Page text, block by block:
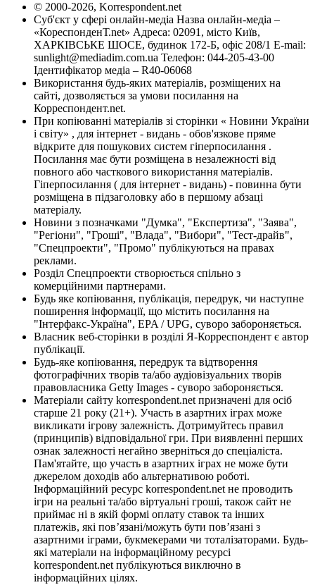
© 2000-2026, Korrespondent.net
Суб'єкт у сфері онлайн-медіа Назва онлайн-медіа –
«КореспонденТ.net» Адреса: 02091, місто Київ,
ХАРКІВСЬКЕ ШОСЕ, будинок 172-Б, офіс 208/1 E-mail:
sunlight@mediadim.com.ua Телефон: 044-205-43-00
Ідентифікатор медіа – R40-06068
Використання будь-яких матеріалів, розміщених на
сайті, дозволяється за умови посилання на
Корреспондент.net.
При копіюванні матеріалів зі сторінки « Новини України
і світу» , для інтернет - видань - обов'язкове пряме
відкрите для пошукових систем гіперпосилання .
Посилання має бути розміщена в незалежності від
повного або часткового використання матеріалів.
Гіперпосилання ( для інтернет - видань) - повинна бути
розміщена в підзаголовку або в першому абзаці
матеріалу.
Новини з позначками "Думка", "Експертиза", "Заява",
"Регіони", "Гроші", "Влада", "Вибори", "Тест-драйв",
"Спецпроекти", "Промо" публікуються на правах
реклами.
Розділ Спецпроекти створюється спільно з
комерційними партнерами.
Будь яке копіювання, публікація, передрук, чи наступне
поширення інформації, що містить посилання на
"Інтерфакс-Україна", EPA / UPG, суворо забороняється.
Власник веб-сторінки в розділі Я-Корреспондент є автор
публікації.
Будь-яке копіювання, передрук та відтворення
фотографічних творів та/або аудіовізуальних творів
правовласника Getty Images - суворо забороняється.
Матеріали сайту korrespondent.net призначені для осіб
старше 21 року (21+). Участь в азартних іграх може
викликати ігрову залежність. Дотримуйтесь правил
(принципів) відповідальної гри. При виявленні перших
ознак залежності негайно зверніться до спеціаліста.
Пам'ятайте, що участь в азартних іграх не може бути
джерелом доходів або альтернативою роботі.
Інформаційний ресурс korrespondent.net не проводить
ігри на реальні та/або віртуальні гроші, також сайт не
приймає ні в якій формі оплату ставок та інших
платежів, які пов’язані/можуть бути пов’язані з
азартними іграми, букмекерами чи тоталізаторами. Будь-
які матеріали на інформаційному ресурсі
korrespondent.net публікуються виключно в
інформаційних цілях.